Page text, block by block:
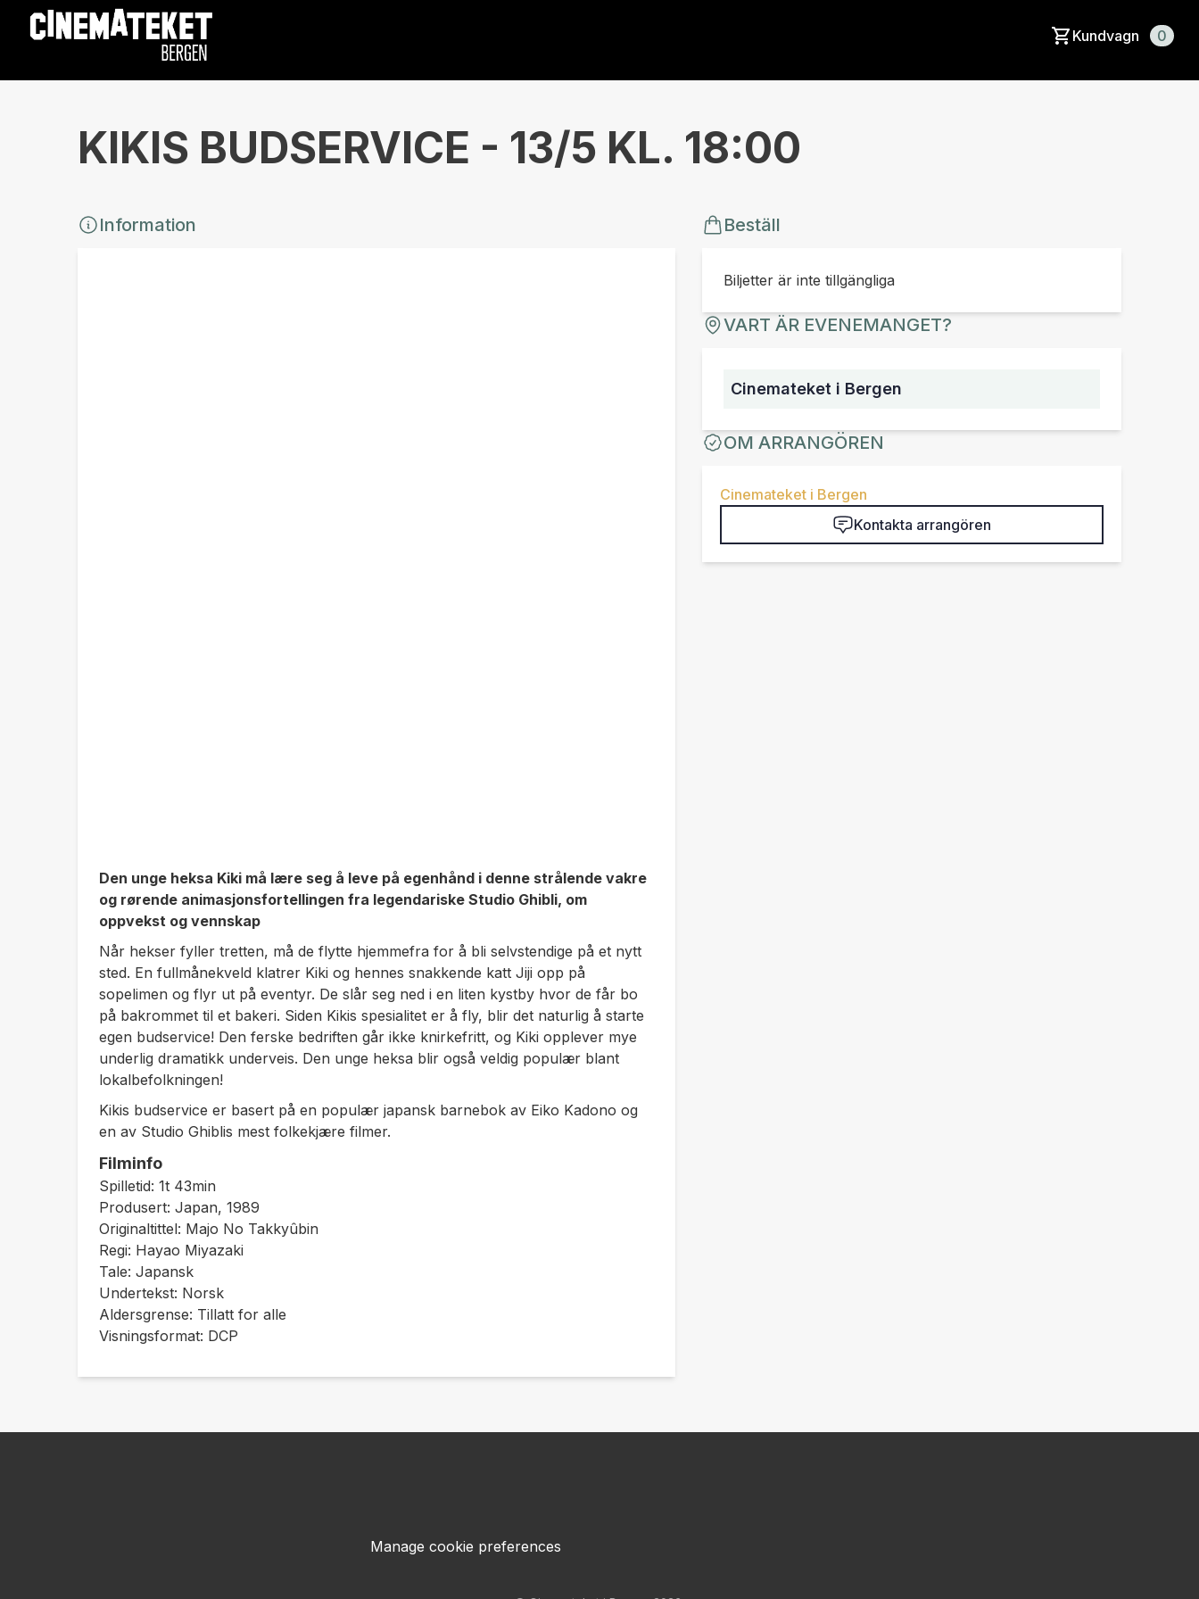
Kundvagn 0
KIKIS BUDSERVICE - 13/5 KL. 18:00
Information
Den unge heksa Kiki må lære seg å leve på egenhånd i denne strålende vakre
og rørende animasjonsfortellingen fra legendariske Studio Ghibli, om
oppvekst og vennskap
Når hekser fyller tretten, må de flytte hjemmefra for å bli selvstendige på et nytt
sted. En fullmånekveld klatrer Kiki og hennes snakkende katt Jiji opp på
sopelimen og flyr ut på eventyr. De slår seg ned i en liten kystby hvor de får bo
på bakrommet til et bakeri. Siden Kikis spesialitet er å fly, blir det naturlig å starte
egen budservice! Den ferske bedriften går ikke knirkefritt, og Kiki opplever mye
underlig dramatikk underveis. Den unge heksa blir også veldig populær blant
lokalbefolkningen!
Kikis budservice er basert på en populær japansk barnebok av Eiko Kadono og
en av Studio Ghiblis mest folkekjære filmer.
Filminfo
Spilletid: 1t 43min
Produsert: Japan, 1989
Originaltittel: Majo No Takkyûbin
Regi: Hayao Miyazaki
Tale: Japansk
Undertekst: Norsk
Aldersgrense: Tillatt for alle
Visningsformat: DCP
Beställ
Biljetter är inte tillgängliga
VART ÄR EVENEMANGET?
Cinemateket i Bergen
OM ARRANGÖREN
Cinemateket i Bergen
Kontakta arrangören
Manage cookie preferences